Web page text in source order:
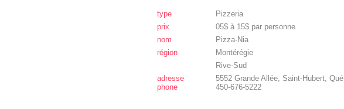
type
Pizzeria
prix
05$ à 15$ par personne
nom
Pizza-Nia
région
Montérégie
Rive-Sud
adresse
phone
5552 Grande Allée, Saint-Hubert,
450-676-5222